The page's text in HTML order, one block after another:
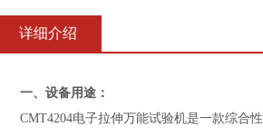
详细介绍
一、设备用途：
CMT4204电子拉伸万能试验机是一款综合性